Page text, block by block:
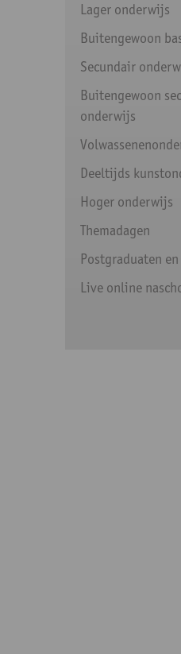
Lager onderwijs
Buitengewoon
Secundair
Buitengewoon
onderwijs
Deeltijds
Hoger onderwijs
Themadagen
Postgraduaten
Live online